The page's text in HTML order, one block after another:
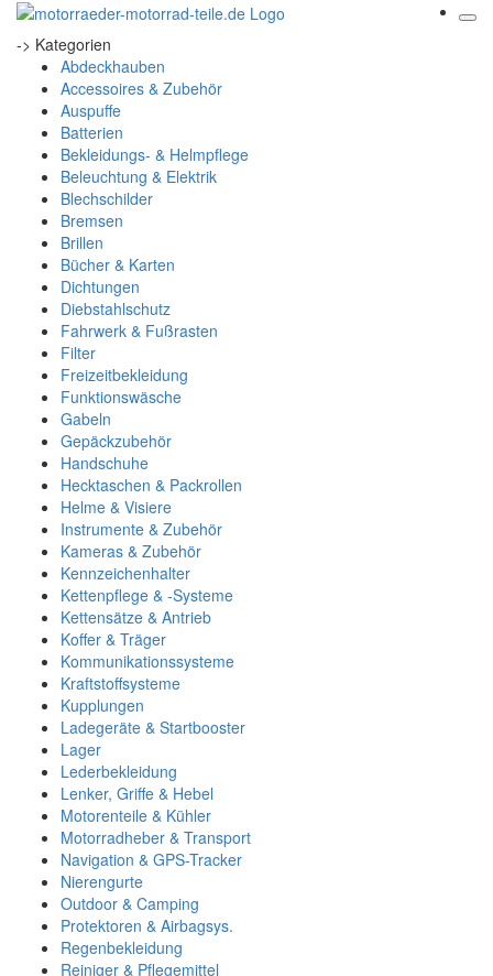
-> Kategorien
Abdeckhauben
Accessoires & Zubehör
Auspuffe
Batterien
Bekleidungs- & Helmpflege
Beleuchtung & Elektrik
Blechschilder
Bremsen
Brillen
Bücher & Karten
Dichtungen
Diebstahlschutz
Fahrwerk & Fußrasten
Filter
Freizeitbekleidung
Funktionswäsche
Gabeln
Gepäckzubehör
Handschuhe
Hecktaschen & Packrollen
Helme & Visiere
Instrumente & Zubehör
Kameras & Zubehör
Kennzeichenhalter
Kettenpflege & -Systeme
Kettensätze & Antrieb
Koffer & Träger
Kommunikationssysteme
Kraftstoffsysteme
Kupplungen
Ladegeräte & Startbooster
Lager
Lederbekleidung
Lenker, Griffe & Hebel
Motorenteile & Kühler
Motorradheber & Transport
Navigation & GPS-Tracker
Nierengurte
Outdoor & Camping
Protektoren & Airbagsys.
Regenbekleidung
Reiniger & Pflegemittel